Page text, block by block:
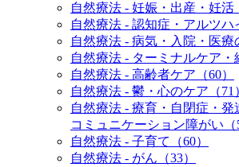
自然療法 - 妊娠・出産・妊活
自然療法 - 認知症・アルツハ
自然療法 - 病気・入院・医療
自然療法 - ターミナルケア・
自然療法 - 高齢者ケア（60）
自然療法 - 鬱・心のケア（71
自然療法 - 療育・自閉症・発
コミュニケーション障がい（
自然療法 - 子育て（60）
自然療法 - がん（33）